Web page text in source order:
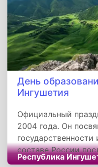
День
Ингушетия
Официальный
2004 года. Он
составе России
соответствующего
Республика